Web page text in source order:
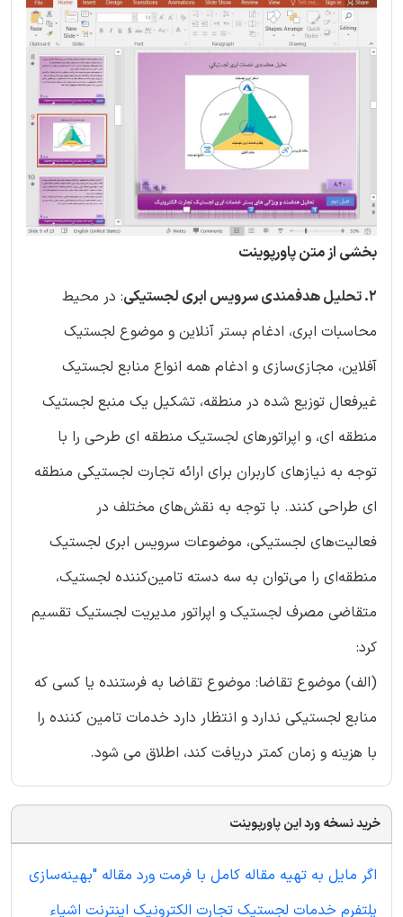
بخشی از متن پاورپوینت
2. تحلیل هدفمندی سرویس ابری لجستیکی
: در محیط
محاسبات ابری، ادغام بستر آنلاین و موضوع لجستیک
آفلاین، مجازی‌سازی و ادغام همه انواع منابع لجستیک
غیرفعال توزیع شده در منطقه، تشکیل یک منبع لجستیک
منطقه ای، و اپراتورهای لجستیک منطقه ای طرحی را با
توجه به نیازهای کاربران برای ارائه تجارت لجستیکی منطقه
ای طراحی کنند. با توجه به نقش‌های مختلف در
فعالیت‌های لجستیکی، موضوعات سرویس ابری لجستیک
منطقه‌ای را می‌توان به سه دسته تامین‌کننده لجستیک،
متقاضی مصرف لجستیک و اپراتور مدیریت لجستیک تقسیم
کرد:
(الف) موضوع تقاضا: موضوع تقاضا به فرستنده یا کسی که
منابع لجستیکی ندارد و انتظار دارد خدمات تامین کننده را
با هزینه و زمان کمتر دریافت کند، اطلاق می شود.
خرید نسخه ورد این پاورپوینت
اگر مایل به تهیه مقاله کامل با فرمت ورد مقاله "بهینه‌سازی
پلتفرم خدمات لجستیک تجارت الکترونیک اینترنت اشیاء